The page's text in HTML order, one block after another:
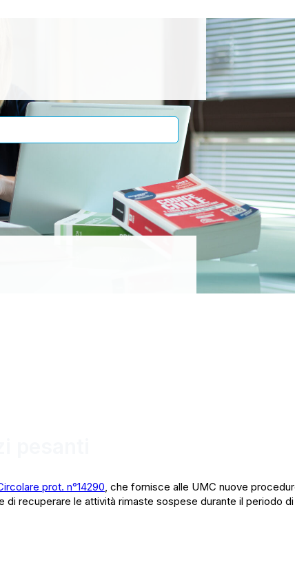
pesanti
prot. n°14290 , che fornisce alle UMC nuove
recuperare le attività rimaste sospese durante il periodo